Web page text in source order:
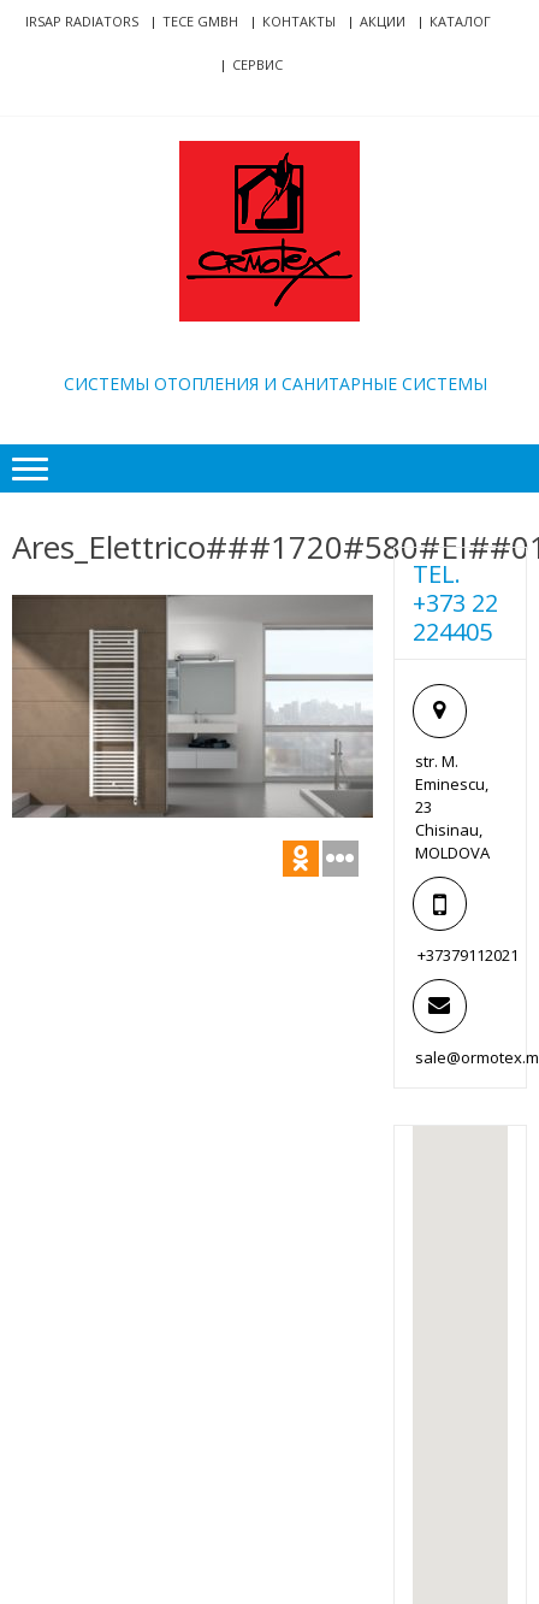
Skip
SkipIRSAP RADIATORS TECE GMBH КОНТАКТЫ АКЦИИ КАТАЛОГ
СЕРВИС
CИСТЕМЫ ОТОПЛЕНИЯ И САНИТАРНЫЕ СИСТЕМЫ
TEL.
+373 22
224405
str. M.
Eminescu,
23
Chisinau,
MOLDOVA
+37379112021